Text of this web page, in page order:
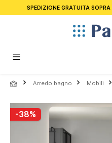
principale
SPEDIZIONE GRATUITA
Arredo bagno Mobili
Salta la galleria di immagini
-38%